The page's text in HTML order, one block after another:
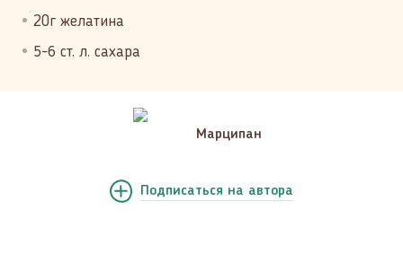
20г желатина
5-6 ст. л. сахара
Марципан
Подписаться на автора